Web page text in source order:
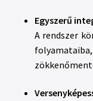
Egyszerű
A rendszer